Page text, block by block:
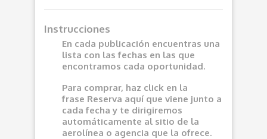
Instrucciones
En cada publicación encuentras una
lista con las fechas en las que
encontramos cada oportunidad.
Para comprar, haz click en la
frase Reserva aquí que viene junto a
cada fecha y te dirigiremos
automáticamente al sitio de la
aerolínea o agencia que la ofrece.